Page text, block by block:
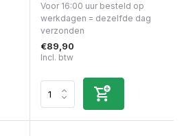
Voor 16:00 uur besteld op
werkdagen = dezelfde dag
verzonden
€89,90
Incl. btw